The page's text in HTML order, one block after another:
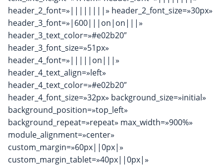
header_2_font=»||||||||» header_2_font_size=»30px»
header_3_font=»|600|||on|on|||»
header_3_text_color=»#e02b20″
header_3_font_size=»51px»
header_4_font=»|||||on|||»
header_4_text_align=»left»
header_4_text_color=»#e02b20″
header_4_font_size=»32px» background_size=»initial»
background_position=»top_left»
background_repeat=»repeat» max_width=»900%»
module_alignment=»center»
custom_margin=»60px||0px|»
custom_margin_tablet=»40px||0px|»